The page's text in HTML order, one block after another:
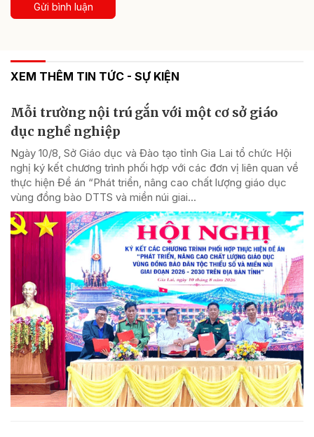
Gửi bình luận
XEM THÊM TIN TỨC - SỰ KIỆN
Mỗi trường nội trú gắn với một cơ sở giáo
dục nghề nghiệp
Ngày 10/8, Sở Giáo dục và Đào tạo tỉnh Gia Lai tổ chức Hội
nghị ký kết chương trình phối hợp với các đơn vị liên quan về
thực hiện Đề án “Phát triển, nâng cao chất lượng giáo dục
vùng đồng bào DTTS và miền núi giai...